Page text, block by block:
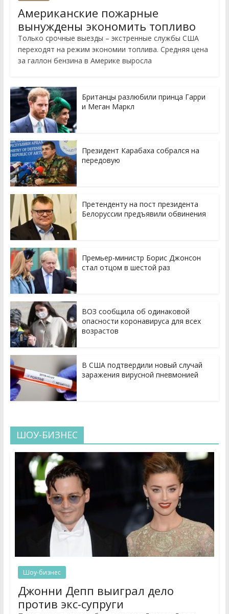
Американские пожарные
вынуждены экономить топливо
Только срочные выезды – экстренные службы США
переходят на режим экономии топлива. Средняя цена
за галлон бензина в Америке выросла
Британцы разлюбили принца Гарри
и Меган Маркл
Президент Карабаха собрался на
передовую
Претенденту на пост президента
Белоруссии предъявили обвинения
Премьер-министр Борис Джонсон
стал отцом в шестой раз
ВОЗ сообщила об одинаковой
опасности коронавируса для всех
возрастов
В США подтвердили новый случай
заражения вирусной пневмонией
ШОУ-БИЗНЕС
Шоу-бизнес
Джонни Депп выиграл дело
против экс-супруги